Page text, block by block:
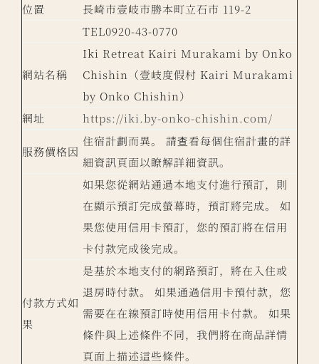
位置
長崎市壹岐市勝本町立石市 119-2
TEL0920-43-0770
網站名稱
Iki Retreat Kairi Murakami by Onko
Chishin（壹岐度假村 Kairi Murakami
by Onko Chishin）
網址
https://iki.by-onko-chishin.com/
服務價格因
住宿計劃而異。 請查看每個住宿計畫的詳
細資訊頁面以瞭解詳細資訊。
如果您從網站通過本地支付進行預訂，則
在顯示預訂完成螢幕時，預訂將完成。 如
果您使用信用卡預訂，您的預訂將在信用
卡付款完成後完成。
付款方式如
果
是基於本地支付的網路預訂，將在入住或
退房時付款。 如果通過信用卡預付款，您
需要在在線預訂時使用信用卡付款。 如果
條件與上述條件不同，我們將在商品詳情
頁面上描述這些條件。